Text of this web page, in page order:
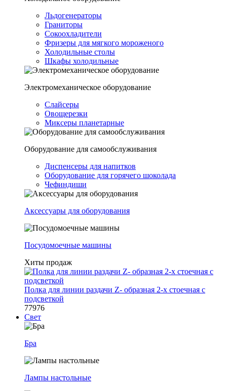
Льдогенераторы
Граниторы
Сокоохладители
Фризеры для мягкого мороженого
Холодильные столы
Шкафы холодильные
Электромеханическое оборудование
Слайсеры
Овощерезки
Миксеры планетарные
Оборудование для самообслуживания
Диспенсеры для напитков
Оборудование для горячего шоколада
Чефиндиши
Аксессуары для оборудования
Посудомоечные машины
Хиты продаж
Полка для линии раздачи Z- образная 2-х стоечная с
подсветкой
77976
Свет
Бра
Лампы настольные